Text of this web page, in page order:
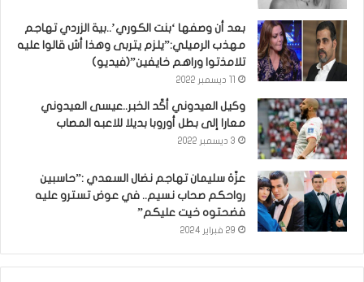
بعد أن وصفها ‘بنت الكوري’..بية الزردي تهاجم
مهذب الرميلي:”يلزم يتربى وهذا أش قالوا عليه
تلامذتوا وراهم خايفين”(فيديو)
وكيل العيدوني أكّد الخبر..عيسى العيدوني
معارا إلى بطل أوروبا بديلا للاعبه المصاب
3 ديسمبر 2022
عزّة سليمان تهاجم نضال السعدي :”حاسبين
رواحكم صحاب نسيم.. في عوض تسترو عليه
فضحتوه خيت عليكم”
29 فبراير 2024